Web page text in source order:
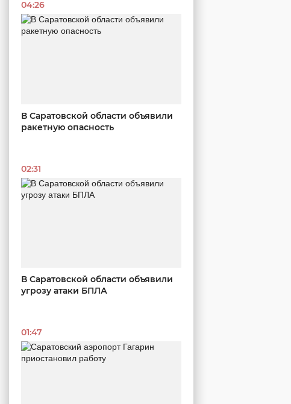
04:26
В Саратовской области объявили
ракетную опасность
02:31
В Саратовской области объявили
угрозу атаки БПЛА
01:47